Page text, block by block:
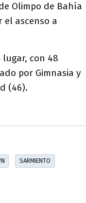
Olimpo de Bahía
el ascenso a
con 48
por Gimnasia y
(46).
SARMIENTO